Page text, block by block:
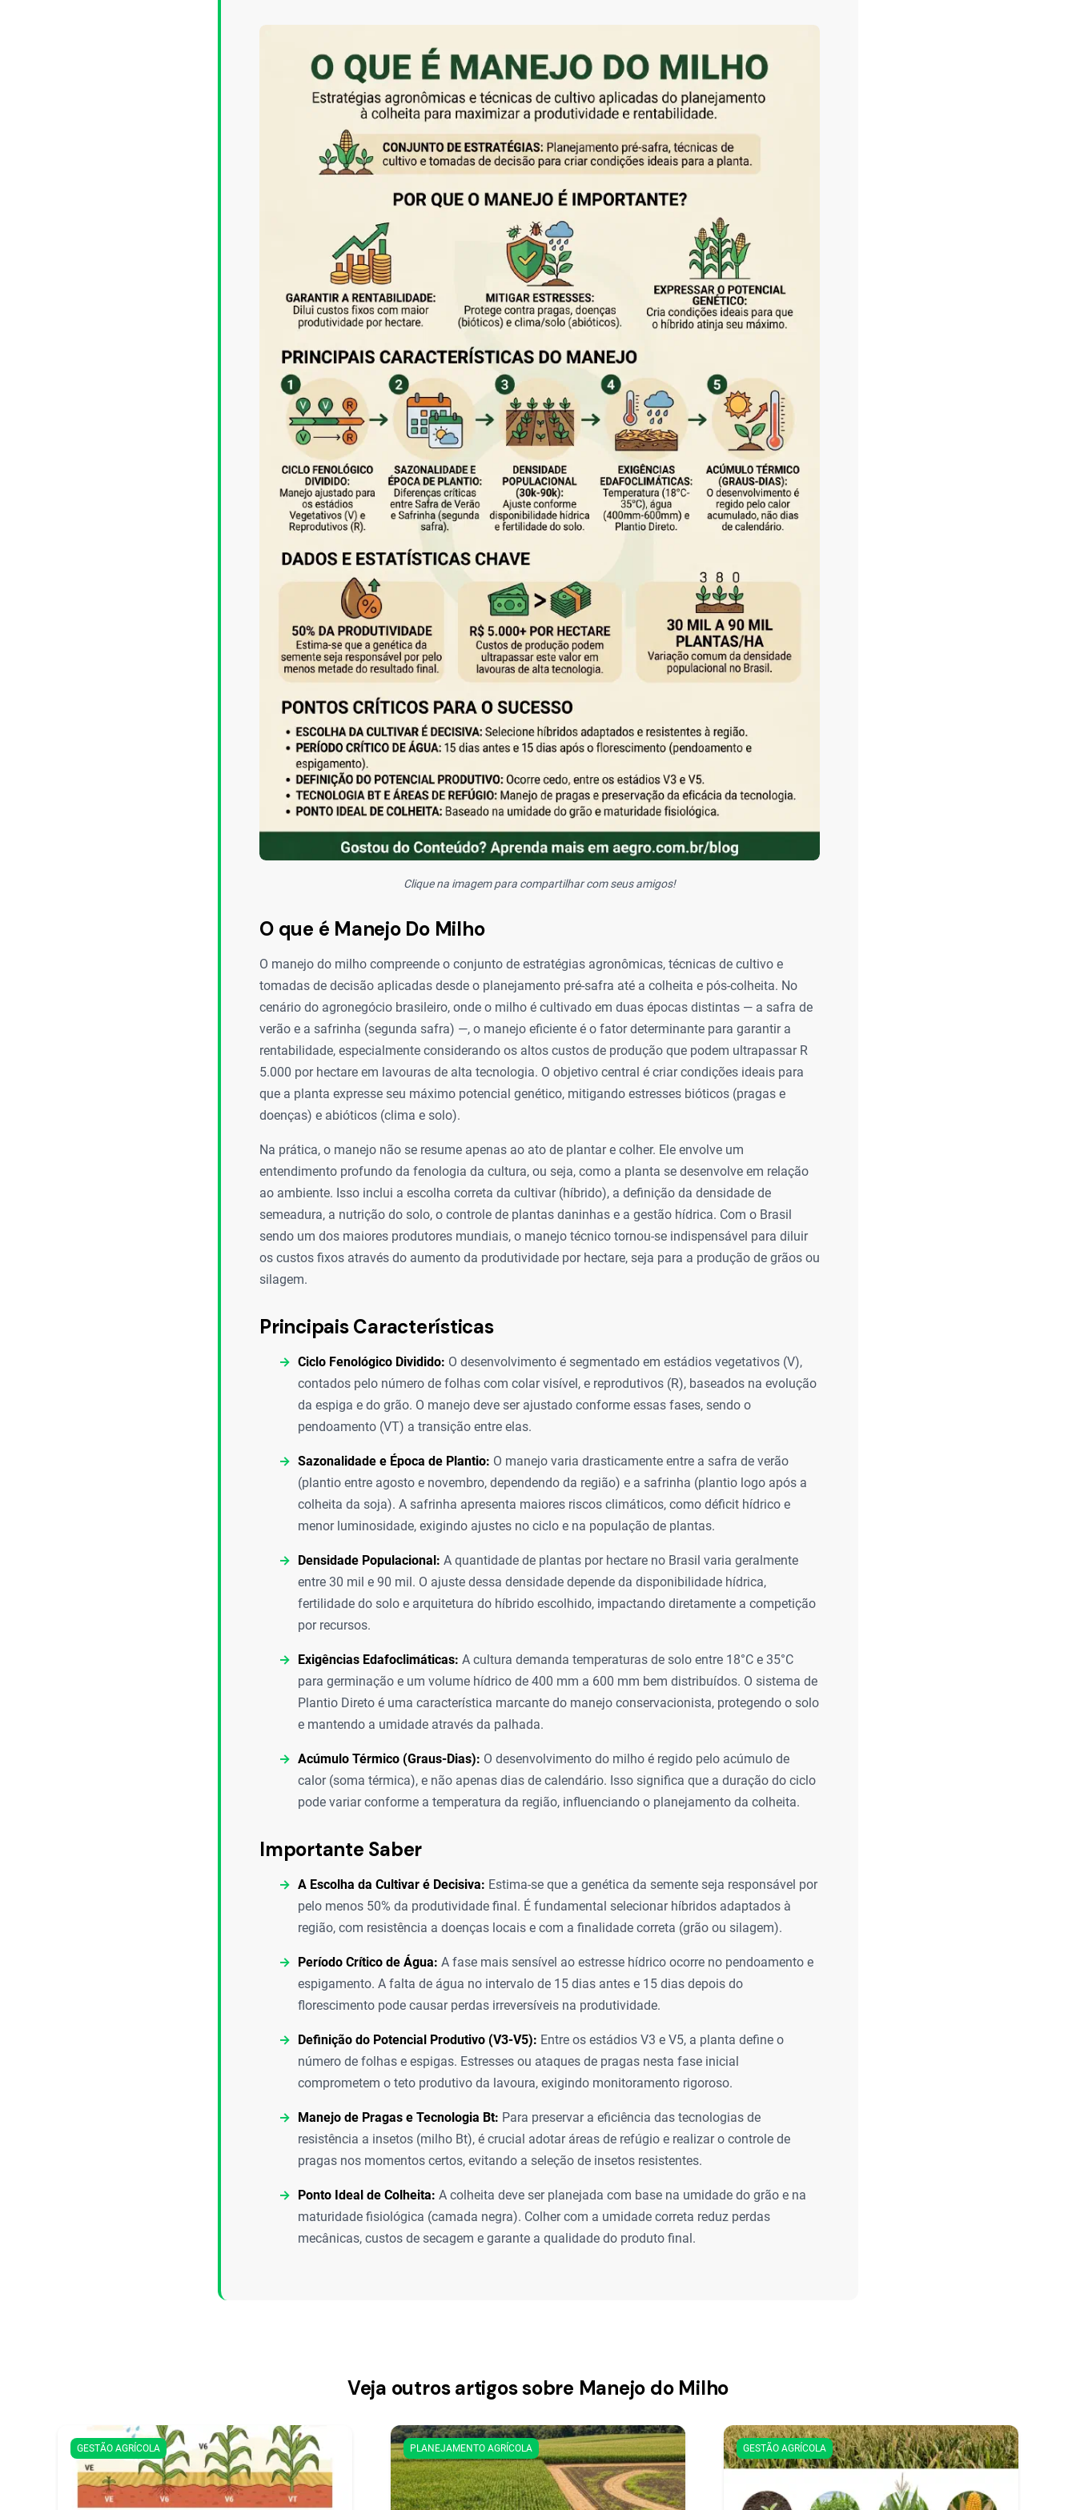
Clique na imagem para compartilhar com seus amigos!
O que é Manejo Do Milho
O manejo do milho compreende o conjunto de estratégias agronômicas, técnicas de cultivo e
tomadas de decisão aplicadas desde o planejamento pré-safra até a colheita e pós-colheita. No
cenário do agronegócio brasileiro, onde o milho é cultivado em duas épocas distintas — a safra de
verão e a safrinha (segunda safra) —, o manejo eficiente é o fator determinante para garantir a
rentabilidade, especialmente considerando os altos custos de produção que podem ultrapassar R
5.000 por hectare em lavouras de alta tecnologia. O objetivo central é criar condições ideais para
que a planta expresse seu máximo potencial genético, mitigando estresses bióticos (pragas e
doenças) e abióticos (clima e solo).
Na prática, o manejo não se resume apenas ao ato de plantar e colher. Ele envolve um
entendimento profundo da fenologia da cultura, ou seja, como a planta se desenvolve em relação
ao ambiente. Isso inclui a escolha correta da cultivar (híbrido), a definição da densidade de
semeadura, a nutrição do solo, o controle de plantas daninhas e a gestão hídrica. Com o Brasil
sendo um dos maiores produtores mundiais, o manejo técnico tornou-se indispensável para diluir
os custos fixos através do aumento da produtividade por hectare, seja para a produção de grãos ou
silagem.
Principais Características
Ciclo Fenológico Dividido: O desenvolvimento é segmentado em estádios vegetativos (V),
contados pelo número de folhas com colar visível, e reprodutivos (R), baseados na evolução
da espiga e do grão. O manejo deve ser ajustado conforme essas fases, sendo o
pendoamento (VT) a transição entre elas.
Sazonalidade e Época de Plantio: O manejo varia drasticamente entre a safra de verão
(plantio entre agosto e novembro, dependendo da região) e a safrinha (plantio logo após a
colheita da soja). A safrinha apresenta maiores riscos climáticos, como déficit hídrico e
menor luminosidade, exigindo ajustes no ciclo e na população de plantas.
Densidade Populacional: A quantidade de plantas por hectare no Brasil varia geralmente
entre 30 mil e 90 mil. O ajuste dessa densidade depende da disponibilidade hídrica,
fertilidade do solo e arquitetura do híbrido escolhido, impactando diretamente a competição
por recursos.
Exigências Edafoclimáticas: A cultura demanda temperaturas de solo entre 18°C e 35°C
para germinação e um volume hídrico de 400 mm a 600 mm bem distribuídos. O sistema de
Plantio Direto é uma característica marcante do manejo conservacionista, protegendo o solo
e mantendo a umidade através da palhada.
Acúmulo Térmico (Graus-Dias): O desenvolvimento do milho é regido pelo acúmulo de
calor (soma térmica), e não apenas dias de calendário. Isso significa que a duração do ciclo
pode variar conforme a temperatura da região, influenciando o planejamento da colheita.
Importante Saber
A Escolha da Cultivar é Decisiva: Estima-se que a genética da semente seja responsável por
pelo menos 50% da produtividade final. É fundamental selecionar híbridos adaptados à
região, com resistência a doenças locais e com a finalidade correta (grão ou silagem).
Período Crítico de Água: A fase mais sensível ao estresse hídrico ocorre no pendoamento e
espigamento. A falta de água no intervalo de 15 dias antes e 15 dias depois do
florescimento pode causar perdas irreversíveis na produtividade.
Definição do Potencial Produtivo (V3-V5): Entre os estádios V3 e V5, a planta define o
número de folhas e espigas. Estresses ou ataques de pragas nesta fase inicial
comprometem o teto produtivo da lavoura, exigindo monitoramento rigoroso.
Manejo de Pragas e Tecnologia Bt: Para preservar a eficiência das tecnologias de
resistência a insetos (milho Bt), é crucial adotar áreas de refúgio e realizar o controle de
pragas nos momentos certos, evitando a seleção de insetos resistentes.
Ponto Ideal de Colheita: A colheita deve ser planejada com base na umidade do grão e na
maturidade fisiológica (camada negra). Colher com a umidade correta reduz perdas
mecânicas, custos de secagem e garante a qualidade do produto final.
Veja outros artigos sobre Manejo do Milho
GESTÃO AGRÍCOLA PLANEJAMENTO AGRÍCOLA GESTÃO AGRÍCOLA